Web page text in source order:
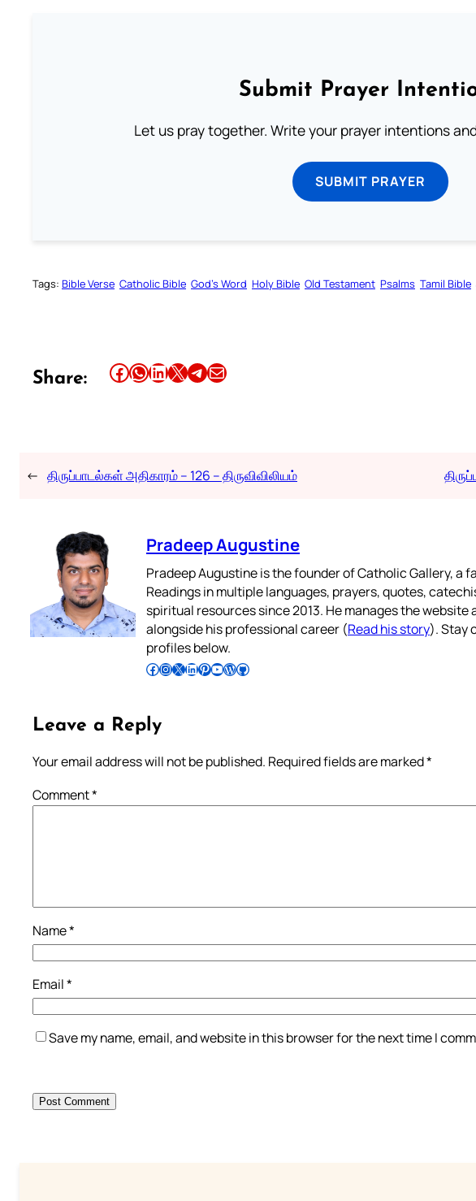
Submit Prayer
Let us pray together. Write your prayer intentions
SUBMIT PRAYER
Tags: Bible Verse Catholic Bible God’s Word Holy Bible Old Testament Psalms Tamil Bible
Share: Share this article on Facebook Share this article on WhatsApp Share this article on LinkedIn Share this article on X Share this article on TelegramEmail this Article
← திருப்பாடல்கள் அதிகாரம் – 126 – திருவிவிலியம்
Pradeep Augustine
Pradeep Augustine is the founder of Catholic Gallery, a
Readings in multiple languages, prayers, quotes,
spiritual resources since 2013. He manages the website
alongside his professional career (Read his story). Stay
profiles below.
Follow Pradeep on Facebook Follow Pradeep on InstagramFollow Pradeep on X Follow Pradeep on LinkedIn Follow Pradeep on Pinterest Subscribe to Pradeep’s Youtube Channel Follow Pradeep on WordPress Follow Pradeep on GitHub
Leave a Reply
Your email address will not be published. Required fields are marked*
Comment*
Name*
Email*
Save my name, email, and website in this browser for the next time I